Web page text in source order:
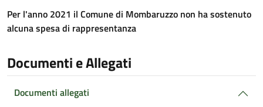
Per l'anno 2021 il Comune di Mombaruzzo non ha sostenuto
alcuna spesa di rappresentanza
Documenti e Allegati
Documenti allegati